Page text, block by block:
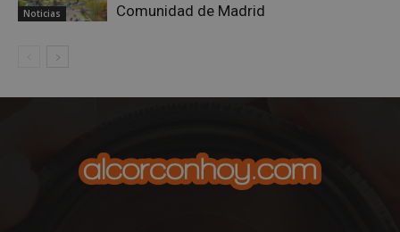
Noticias
Comunidad de Madrid
VISITOR_PRIVACY_METADATA
YouTube
5 meses 4